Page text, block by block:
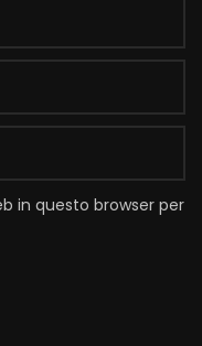
in questo browser per